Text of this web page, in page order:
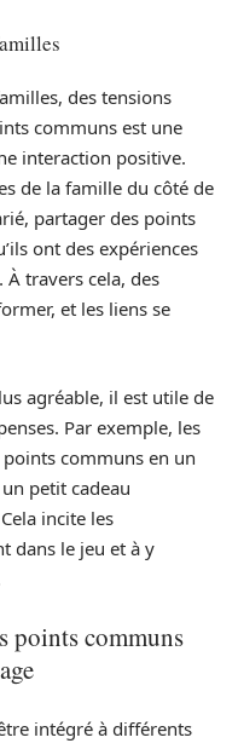
des tensions
communs est une
interaction positive.
de la famille du côté de
partager des points
ont des expériences
travers cela, des
et les liens se
agréable, il est utile de
Par exemple, les
communs en un
petit cadeau
incite les
dans le jeu et à y
points communs
intégré à différents